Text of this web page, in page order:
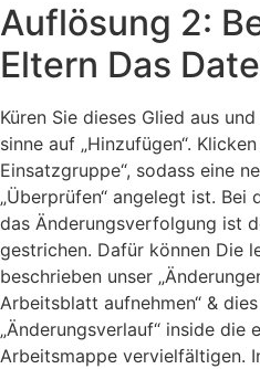
Auflösung 2:
Eltern Das
Küren Sie dieses Glied aus
sinne auf „Hinzufügen“.
Einsatzgruppe“, sodass eine
„Überprüfen“ angelegt ist. Bei
das Änderungsverfolgung ist
gestrichen. Dafür können Die
beschrieben unser
Arbeitsblatt aufnehmen“ &
„Änderungsverlauf“ inside die
Arbeitsmappe vervielfältigen.